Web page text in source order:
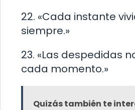
22. «Cada instante
siempre.»
23. «Las despedidas
cada momento.»
Quizás también te